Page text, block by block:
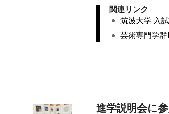
関連リンク
筑波大学 入
芸術専門学群
進学説明会に